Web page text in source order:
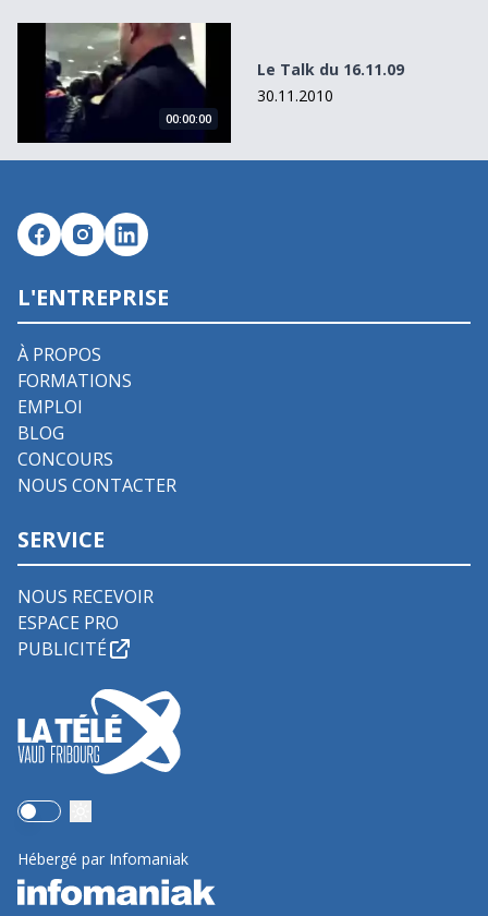
Le Talk du 16.11.09
00:00:00
Le Talk du 16.11.09
30.11.2010
L'ENTREPRISE
À PROPOS
FORMATIONS
EMPLOI
BLOG
CONCOURS
NOUS CONTACTER
SERVICE
NOUS RECEVOIR
ESPACE PRO
PUBLICITÉ
Use setting
Hébergé par Infomaniak